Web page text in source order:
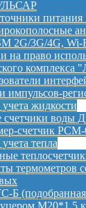
питания
2G/3G/4G, Wi-
на право
импульсов-
жидкости
счетчики воды
счетчик
тепла
термометров
Б
М20*1,5